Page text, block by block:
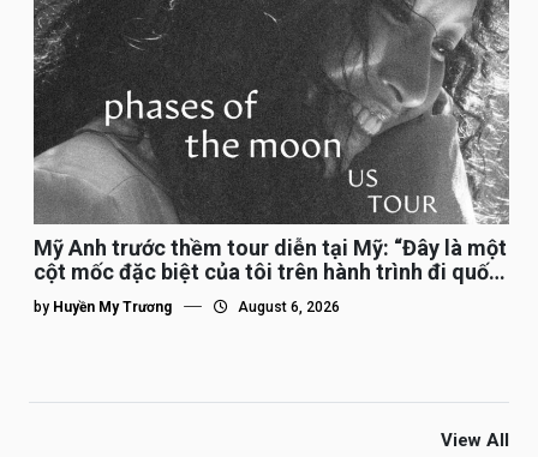
Mỹ Anh trước thềm tour diễn tại Mỹ: “Đây là một
cột mốc đặc biệt của tôi trên hành trình đi quốc
tế”
by Huyền My Trương August 6, 2026
View All